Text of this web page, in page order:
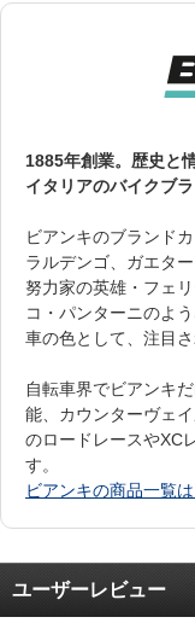
1885年創業。歴史と
イタリアのバイクブラ
ビアンキのブランド
ラルデンゴ、ガエタ
努力家の英雄・フェ
コ・パンターニのよ
車の色として、注目さ
自転車界でビアンキ
能、カウンターヴェ
のロードレースやXC
す。
ビアンキの商品一覧
ユーザーレビュー